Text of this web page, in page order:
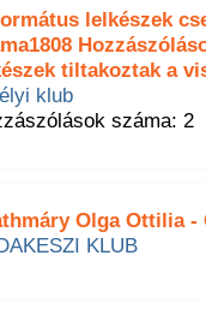
lelkészek
tiltakoztak a
klub
száma: 2
Olga Ottilia -
KLUB